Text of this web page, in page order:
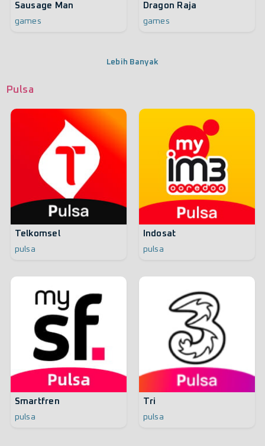
Sausage Man
games
Dragon Raja
games
Lebih Banyak
Pulsa
Telkomsel
pulsa
Indosat
pulsa
Smartfren
pulsa
Tri
pulsa